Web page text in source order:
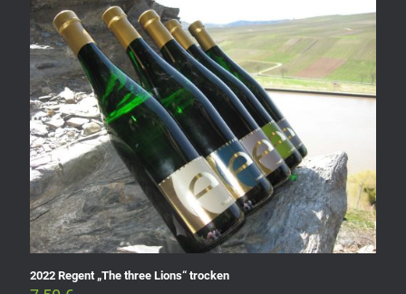
2022 Regent „The three Lions“ trocken